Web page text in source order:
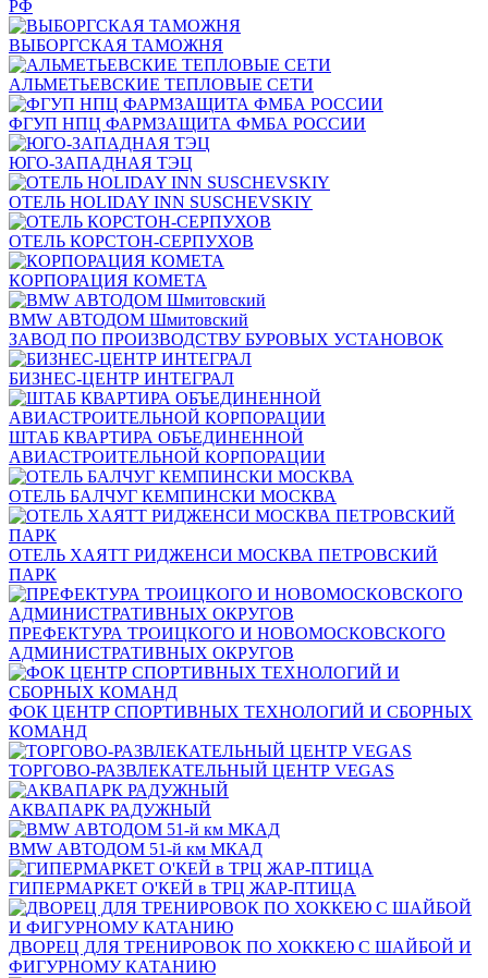
РФ
ВЫБОРГСКАЯ ТАМОЖНЯ
АЛЬМЕТЬЕВСКИЕ ТЕПЛОВЫЕ СЕТИ
ФГУП НПЦ ФАРМЗАЩИТА ФМБА РОССИИ
ЮГО-ЗАПАДНАЯ ТЭЦ
ОТЕЛЬ HOLIDAY INN SUSCHEVSKIY
ОТЕЛЬ КОРСТОН-СЕРПУХОВ
КОРПОРАЦИЯ КОМЕТА
BMW АВТОДОМ Шмитовский
ЗАВОД ПО ПРОИЗВОДСТВУ БУРОВЫХ УСТАНОВОК
БИЗНЕС-ЦЕНТР ИНТЕГРАЛ
ШТАБ КВАРТИРА ОБЪЕДИНЕННОЙ
АВИАСТРОИТЕЛЬНОЙ КОРПОРАЦИИ
ОТЕЛЬ БАЛЧУГ КЕМПИНСКИ МОСКВА
ОТЕЛЬ ХАЯТТ РИДЖЕНСИ МОСКВА ПЕТРОВСКИЙ
ПАРК
ПРЕФЕКТУРА ТРОИЦКОГО И НОВОМОСКОВСКОГО
АДМИНИСТРАТИВНЫХ ОКРУГОВ
ФОК ЦЕНТР СПОРТИВНЫХ ТЕХНОЛОГИЙ И СБОРНЫХ
КОМАНД
ТОРГОВО-РАЗВЛЕКАТЕЛЬНЫЙ ЦЕНТР VEGAS
АКВАПАРК РАДУЖНЫЙ
BMW АВТОДОМ 51-й км МКАД
ГИПЕРМАРКЕТ О'КЕЙ в ТРЦ ЖАР-ПТИЦА
ДВОРЕЦ ДЛЯ ТРЕНИРОВОК ПО ХОККЕЮ С ШАЙБОЙ И
ФИГУРНОМУ КАТАНИЮ